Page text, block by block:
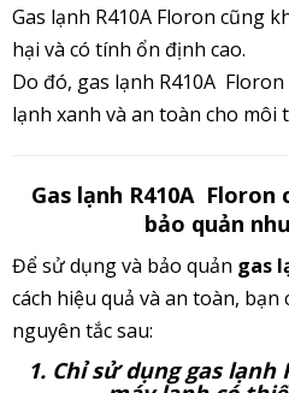
Gas lạnh R410A Floron cũng
hại và có tính ổn định cao.
Do đó, gas lạnh R410A
lạnh xanh và an toàn cho môi
Gas lạnh R410A
bảo quản
Để sử dụng và bảo quản gas
cách hiệu quả và an toàn,
nguyên tắc sau:
1. Chỉ sử dụng gas lạnh